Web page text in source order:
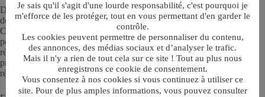
Dans tous les cas, en remettant ce qui nous régénère au cœur
de notre quotidien, nous reprenons le contrôle de notre vie.
Certes, si nous vivons une situation professionnelle ou
personnelle difficile ou complexe, tout le problème n’est pas
résolu pour autant. Mais nous pourrons mieux le vivre car il ne
prendra plus toute la place. Et nous pourrons nous atteler à le
résoudre en profondeur.
Je sais qu'il s'agit d'une lourde responsabilité, c'est pourquoi je
m'efforce de les protéger, tout en vous permettant d'en garder le
contrôle.
Les cookies peuvent permettre de personnaliser du contenu,
des annonces, des médias sociaux et d’analyser le trafic.
Mais il n'y a rien de tout cela sur ce site ! Tout au plus nous
enregistrons ce cookie de consentement.
Vous consentez à nos cookies si vous continuez à utiliser ce
site. Pour de plus amples informations, vous pouvez consulter